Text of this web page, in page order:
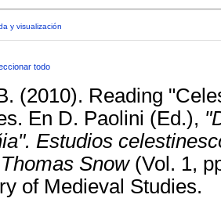
y visualización
todo
(2010). Reading
En D. Paolini (Ed.),
Estudios
Snow(Vol. 1,
of Medieval Studies.